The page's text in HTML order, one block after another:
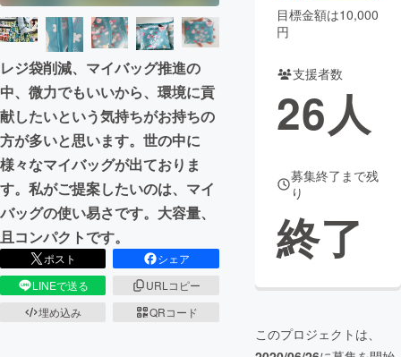
まちづくり・地域活性化
CAMPFIRE for Social Good
CAMPFIRE Creation
CAMPFIREふるさと納税machi-ya コミュニティ
レジ袋削減、マイバッグ推進の
中、微力でもいいから、環境に貢
献したいという気持ちがお持ちの
方が多いと思います。世の中に
様々なマイバッグが出ておりま
す。私がご提案したいのは、マイ
バッグの使い易さです。大容量、
且コンパクトです。
ポスト
シェア
LINEで送る
URLコピー
埋め込み
QRコード
目標金額は10,000
円
支援者数
26人
募集終了まで残
り
終了
このプロジェクトは、